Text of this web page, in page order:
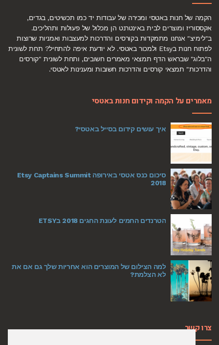
הקמה של חנות באטסי ומכירה של עבודות יד כמו תכשיטים, בגדים,
אקססוריז ומוצרים לבית באינטרנט הן מכלול של פעולות ותהליכים.
ב"לימיצ" אנחנו מתמקדות בקורסים והדרכות למעצבות ואמניות שרוצות
לפתוח חנות בEtsy ולמכור באטסי. לא יודעת איפה להתחיל? תחת לשונית
ה"בלוג" שבראש הדף תמצאי מאמרים חשובים, ותחת לשונית "קורסים
והדרכות" תמצאי קורסים והדרכות חשובות ומענינות לאטסי.
מאמרים על הקמה וקידום חנות באטסי
איך עושים קידום בסייל באטסי?
סיכום כנס אטסי באירופה Etsy Captains Summit
2018
הטרנדים החמים לעונת החגים 2018 בETSY
למה הצילום של המוצרים הוא אחריות שלך גם אם את
לא הצלמת?
צרו קשר